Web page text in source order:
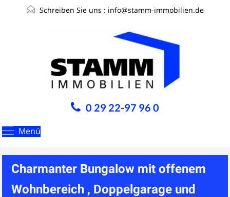
Schreiben Sie uns : info@stamm-immobilien.de
0 29 22-97 96 0
Menü
Charmanter Bungalow mit offenem
Wohnbereich , Doppelgarage und